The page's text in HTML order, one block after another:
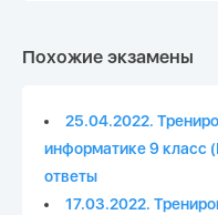
Похожие экзамены
25.04.2022.
информатике 9 класс
ответы
17.03.2022.